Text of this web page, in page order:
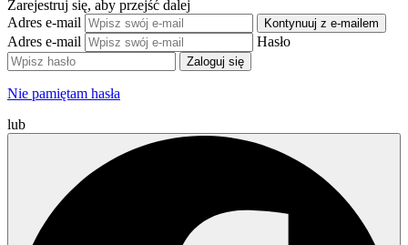
Zarejestruj się, aby przejść dalej
Adres e-mail
Kontynuuj z e-mailem
Adres e-mail Hasło
Zaloguj się
Nie pamiętam hasła
lub